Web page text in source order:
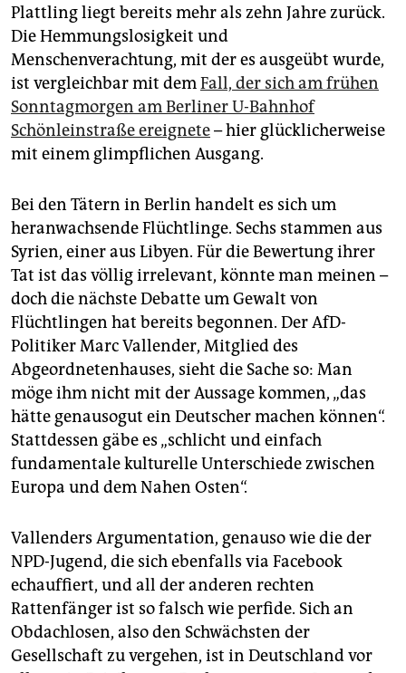
Plattling liegt bereits mehr als zehn Jahre zurück.
Die Hemmungslosigkeit und
Menschenverachtung, mit der es ausgeübt wurde,
ist vergleichbar mit demFall, der sich am frühen
Sonntagmorgen am Berliner U-Bahnhof
Schönleinstraße ereignete– hier glücklicherweise
mit einem glimpflichen Ausgang.
Bei den Tätern in Berlin handelt es sich um
heranwachsende Flüchtlinge. Sechs stammen aus
Syrien, einer aus Libyen. Für die Bewertung ihrer
Tat ist das völlig irrelevant, könnte man meinen –
doch die nächste Debatte um Gewalt von
Flüchtlingen hat bereits begonnen. Der AfD-
Politiker Marc Vallender, Mitglied des
Abgeordnetenhauses, sieht die Sache so: Man
möge ihm nicht mit der Aussage kommen, „das
hätte genausogut ein Deutscher machen können“.
Stattdessen gäbe es „schlicht und einfach
fundamentale kulturelle Unterschiede zwischen
Europa und dem Nahen Osten“.
Vallenders Argumentation, genauso wie die der
NPD-Jugend, die sich ebenfalls via Facebook
echauffiert, und all der anderen rechten
Rattenfänger ist so falsch wie perfide. Sich an
Obdachlosen, also den Schwächsten der
Gesellschaft zu vergehen, ist in Deutschland vor